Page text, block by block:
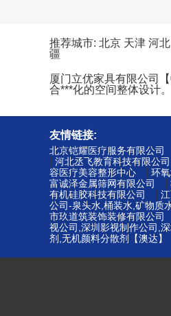
推荐城市: 北京 天津 河北
疆
厦门立优家具有限公司
合***化的空间整体设计。
友情链接:
北京铠耀医疗服务有限公司
河北丞飞教育科技有限公司
容医疗美容整形中心
环
富诚泽金属筛网有限公司
有机硅胶科技有限公司
公司-泉头水,桶装水,矿物质
市玖道筑装饰装修有限公司
视公司,深圳影视制作公司,
剂,无机颜料分散剂【澳达】